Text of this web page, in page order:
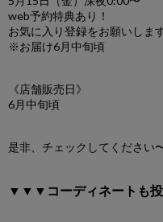
web予約特典あり！
お気に入り登録をお願いします
※お届け6月中旬頃
《店舗販売日》
6月中旬頃
是非、チェックしてください
▼▼▼コーディネートも投